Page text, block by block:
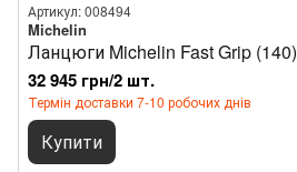
Артикул: 008494
Michelin
Ланцюги Michelin Fast Grip (140)
32 945 грн/2 шт.
Термін доставки 7-10 робочих днів
Купити